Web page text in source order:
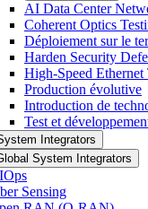
AI Data Center
Coherent Optics
Déploiement sur le
Harden Security
High-Speed Ethernet
Production évolutive
Introduction de
Test et
Integrators
System Integrators
Sensing